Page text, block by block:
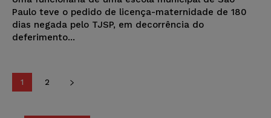
Paulo teve o pedido de licença-maternidade de 180
dias negada pelo TJSP, em decorrência do
deferimento...
1 2